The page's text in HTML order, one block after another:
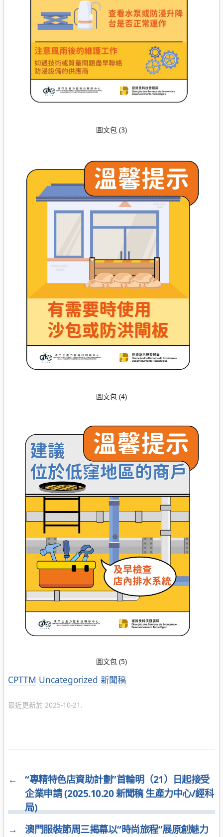
圖文包 (3)
圖文包 (4)
圖文包 (5)
分
CPTTM Uncategorized 新聞稿
最近更新於 2025-10-21.
←
“專精特色店資助計劃”首輪明（21）日起接受
企業申請 (2025.10.20 新聞稿 生產力中心/經科
局)
→
澳門服裝節周三揭幕以“時尚旅程”展原創魅力